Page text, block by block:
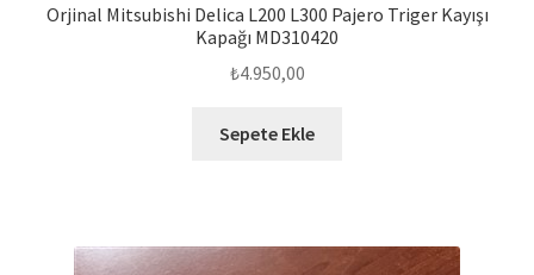
Orjinal Mitsubishi Delica L200 L300 Pajero Triger Kayışı
Kapağı MD310420
₺4.950,00
Sepete Ekle